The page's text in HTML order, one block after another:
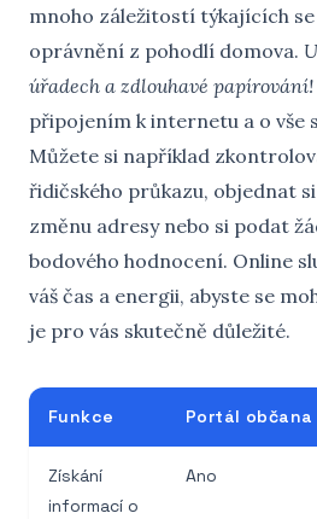
mnoho záležitostí týkajících se
oprávnění z pohodlí domova.
úřadech a zdlouhavé papírování!
připojením k internetu a o vše
Můžete si například
řidičského průkazu, objednat
změnu adresy nebo si podat
bodového hodnocení. Online
váš čas a energii, abyste se
je pro vás skutečně důležité.
Funkce Portál
Získání
informací o
Ano